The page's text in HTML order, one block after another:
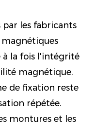
par les fabricants
magnétiques
à la fois l'intégrité
magnétique.
de fixation reste
répétée.
montures et les